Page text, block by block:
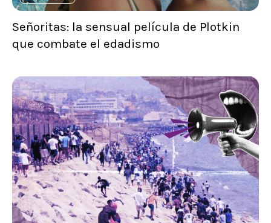
Señoritas: la sensual película de Plotkin
que combate el edadismo